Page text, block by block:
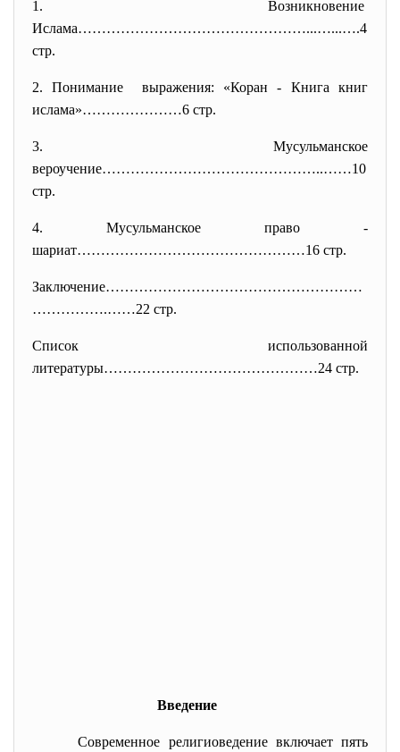
1. Возникновение
Ислама…………………………………………...…...….4
стр.
2. Понимание выражения: «Коран - Книга книг
ислама»…………………6 стр.
3. Мусульманское
вероучение………………………………………..……10
стр.
4. Мусульманское право -
шариат…………………………………………16 стр.
Заключение………………………………………………
…………….……22 стр.
Список использованной
литературы………………………………………24 стр.
Введение
Современное религиоведение включает пять